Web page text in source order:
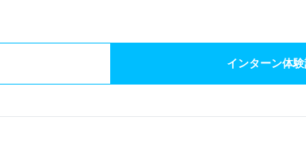
インターン体